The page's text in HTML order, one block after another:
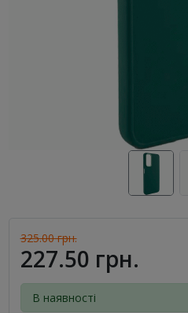
325.00 грн.
227.50 грн.
В наявності